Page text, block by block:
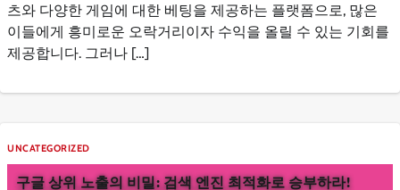
츠와 다양한 게임에 대한 베팅을 제공하는 플랫폼으로, 많은
이들에게 흥미로운 오락거리이자 수익을 올릴 수 있는 기회를
제공합니다. 그러나 […]
UNCATEGORIZED
구글 상위 노출의 비밀: 검색 엔진 최적화로 승부하라!